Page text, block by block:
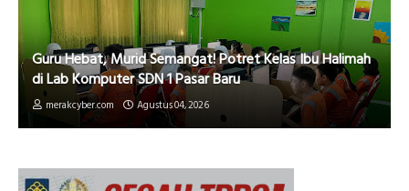
Guru Hebat, Murid Semangat! Potret Kelas Ibu Halimah
di Lab Komputer SDN 1 Pasar Baru
merakcyber.com Agustus 04, 2026